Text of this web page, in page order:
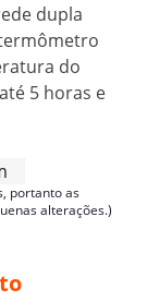
dupla
do
5 horas e
portanto as
alterações.)